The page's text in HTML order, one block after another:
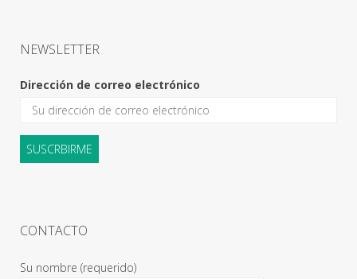
NEWSLETTER
Dirección de correo electrónico
CONTACTO
Su nombre (requerido)